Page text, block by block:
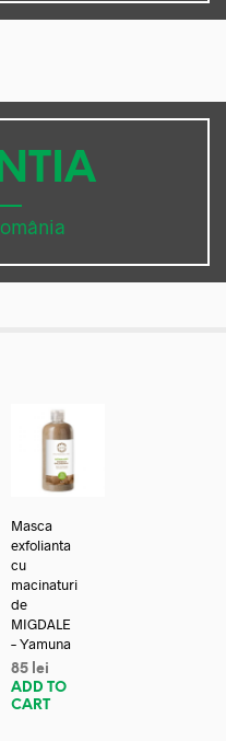
Masca
exfolianta
cu
macinaturi
de
MIGDALE
– Yamuna
85 lei
ADD TO
CART